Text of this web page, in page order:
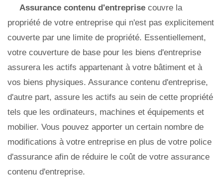
Assurance contenu d'entreprise couvre la
propriété de votre entreprise qui n'est pas explicitement
couverte par une limite de propriété. Essentiellement,
votre couverture de base pour les biens d'entreprise
assurera les actifs appartenant à votre bâtiment et à
vos biens physiques. Assurance contenu d'entreprise,
d'autre part, assure les actifs au sein de cette propriété
tels que les ordinateurs, machines et équipements et
mobilier. Vous pouvez apporter un certain nombre de
modifications à votre entreprise en plus de votre police
d'assurance afin de réduire le coût de votre assurance
contenu d'entreprise.